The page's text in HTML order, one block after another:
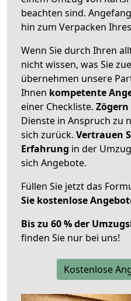
beachten sind.
hin zum Verpacken
Wenn Sie durch Ihren
nicht wissen, was Sie
übernehmen unsere
Ihnen kompetente
einer Checkliste.
Dienste in Anspruch zu
sich zurück. Vertrauen
Erfahrung in der
sich Angebote.
Füllen Sie jetzt das
Sie kostenlose
Bis zu 60 % der
finden Sie nur bei uns!
Kostenlose